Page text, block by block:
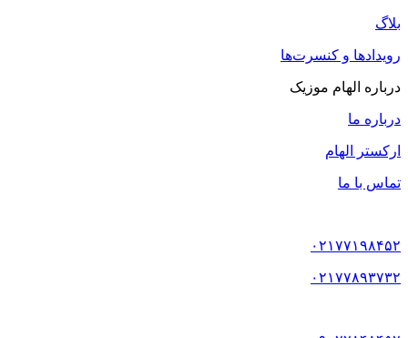
بلاگ
رویدادها و کنسرت‌ها
درباره الهام موزیک
درباره ما
ارکستر الهام
تماس با ما
۰۲۱۷۷۱۹۸۴۵۲
۰۲۱۷۷۸۹۳۷۳۲